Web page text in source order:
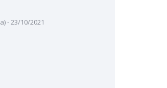
- 23/10/2021